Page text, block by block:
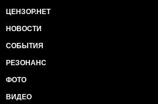
ЦЕНЗОР.НЕТ
НОВОСТИ
СОБЫТИЯ
РЕЗОНАНС
ФОТО
ВИДЕО